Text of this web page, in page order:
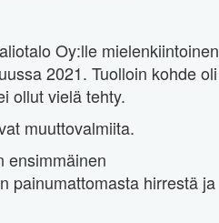
Oy:lle mielenkiintoinen
2021. Tuolloin kohde oli
ollut vielä tehty.
muuttovalmiita.
ensimmäinen
painumattomasta hirrestä ja